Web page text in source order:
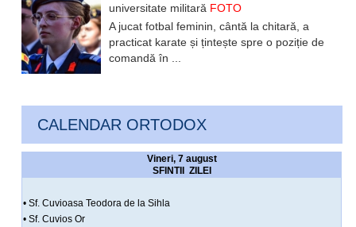
universitate militară FOTO
A jucat fotbal feminin, cântă la chitară, a
practicat karate și țintește spre o poziție de
comandă în ...
CALENDAR ORTODOX
Vineri, 7 august
SFINTII ZILEI
• Sf. Cuvioasa Teodora de la Sihla
• Sf. Cuvios Or